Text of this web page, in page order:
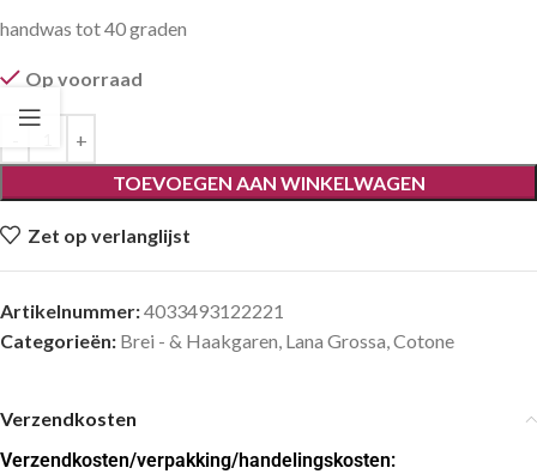
handwas tot 40 graden
Op voorraad
TOEVOEGEN AAN WINKELWAGEN
Zet op verlanglijst
Artikelnummer:4033493122221
Categorieën: Brei - & Haakgaren, Lana Grossa,Cotone
Verzendkosten
Verzendkosten/verpakking/handelingskosten: